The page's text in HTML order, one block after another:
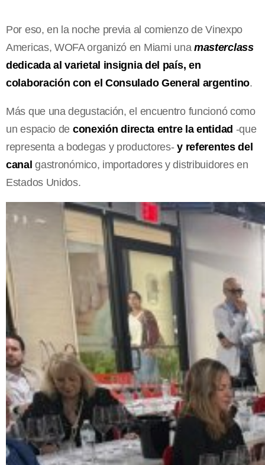
Por eso, en la noche previa al comienzo de Vinexpo
Americas, WOFA organizó en Miami una masterclass
dedicada al varietal insignia del país, en
colaboración con el Consulado General argentino.
Más que una degustación, el encuentro funcionó como
un espacio de conexión directa entre la entidad -que
representa a bodegas y productores-y referentes del
canal gastronómico, importadores y distribuidores en
Estados Unidos.